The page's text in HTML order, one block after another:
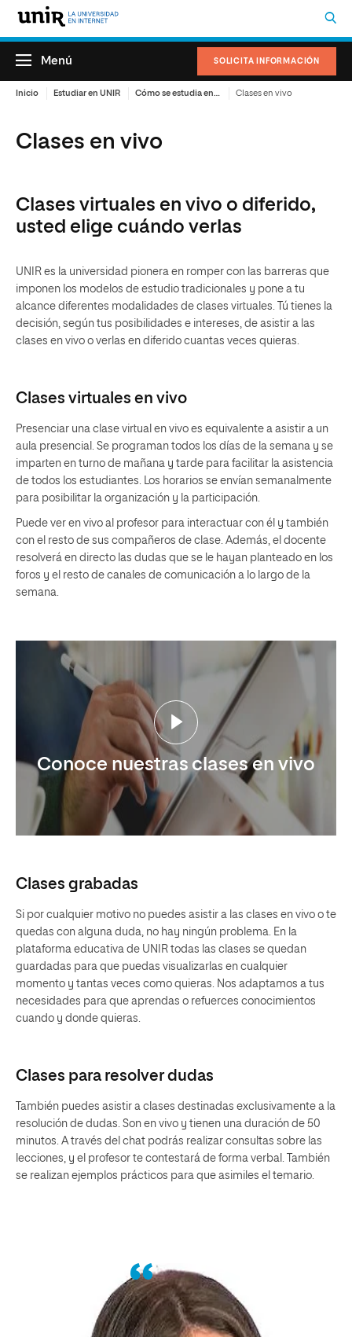
SOLICITA INFORMACIÓN
Menú
Inicio Estudiar en UNIR Clases en vivo
Clases en vivo
Clases virtuales en vivo o diferido,
usted elige cuándo verlas
UNIR es la universidad pionera en romper con las barreras que
imponen los modelos de estudio tradicionales y pone a tu
alcance diferentes modalidades de clases virtuales. Tú tienes la
decisión, según tus posibilidades e intereses, de asistir a las
clases en vivo o verlas en diferido cuantas veces quieras.
Clases virtuales en vivo
Presenciar una clase virtual en vivo es equivalente a asistir a un
aula presencial. Se programan todos los días de la semana y se
imparten en turno de mañana y tarde para facilitar la asistencia
de todos los estudiantes. Los horarios se envían semanalmente
para posibilitar la organización y la participación.
Puede ver en vivo al profesor para interactuar con él y también
con el resto de sus compañeros de clase. Además, el docente
resolverá en directo las dudas que se le hayan planteado en los
foros y el resto de canales de comunicación a lo largo de la
semana.
Conoce nuestras clases en vivo
Clases grabadas
Si por cualquier motivo no puedes asistir a las clases en vivo o te
quedas con alguna duda, no hay ningún problema. En la
plataforma educativa de UNIR todas las clases se quedan
guardadas para que puedas visualizarlas en cualquier
momento y tantas veces como quieras. Nos adaptamos a tus
necesidades para que aprendas o refuerces conocimientos
cuando y donde quieras.
Clases para resolver dudas
También puedes asistir a clases destinadas exclusivamente a la
resolución de dudas. Son en vivo y tienen una duración de 50
minutos. A través del chat podrás realizar consultas sobre las
lecciones, y el profesor te contestará de forma verbal. También
se realizan ejemplos prácticos para que asimiles el temario.